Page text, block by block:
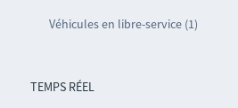
Véhicules en libre-service (1)
TEMPS RÉEL